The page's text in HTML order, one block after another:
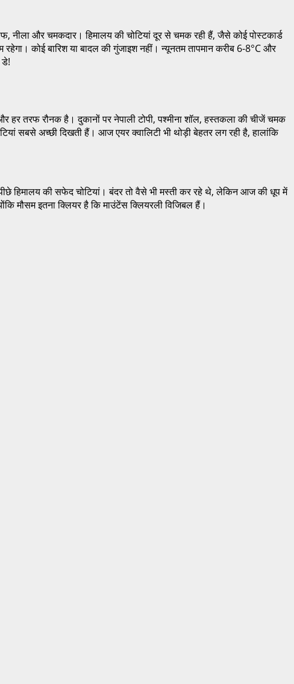
नीला और चमकदार। हिमालय की चोटियां दूर से चमक रही हैं, जैसे कोई पोस्टकार्ड
कोई बारिश या बादल की गुंजाइश नहीं। न्यूनतम तापमान करीब 6-8°C और
डे!
तरफ रौनक है। दुकानों पर नेपाली टोपी, पश्मीना शॉल, हस्तकला की चीजें चमक
सबसे अच्छी दिखती हैं। आज एयर क्वालिटी भी थोड़ी बेहतर लग रही है, हालांकि
हिमालय की सफेद चोटियां। बंदर तो वैसे भी मस्ती कर रहे थे, लेकिन आज की धूप में
मौसम इतना क्लियर है कि माउंटेंस क्लियरली विजिबल हैं।